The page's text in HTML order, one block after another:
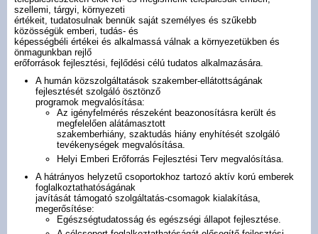
Galéria
Pályázatok
Választási információk -
Felsőrajk
Választási információk -
Alsórajk
Közérdekű adatok -
Alsórajk
szellemi, tárgyi, környezeti
értékeit, tudatosulnak bennük saját személyes és szűkebb
közösségük emberi, tudás- és
képességbéli értékei és alkalmassá válnak a környezetükben és
önmagunkban rejlő
erőforrások fejlesztési, fejlődési célú tudatos alkalmazására.
A humán közszolgáltatások szakember-ellátottságának
fejlesztését szolgáló ösztönző
programok megvalósítása:
Az igényfelmérés részeként beazonosításra került és
megfelelően alátámasztott
szakemberhiány, szaktudás hiány enyhítését szolgáló
tevékenységek megvalósítása.
Helyi Emberi Erőforrás Fejlesztési Terv megvalósítása.
A hátrányos helyzetű csoportokhoz tartozó aktív korú emberek
foglalkoztathatóságának
javítását támogató szolgáltatás-csomagok kialakítása,
megerősítése:
Egészségtudatosság és egészségi állapot fejlesztése.